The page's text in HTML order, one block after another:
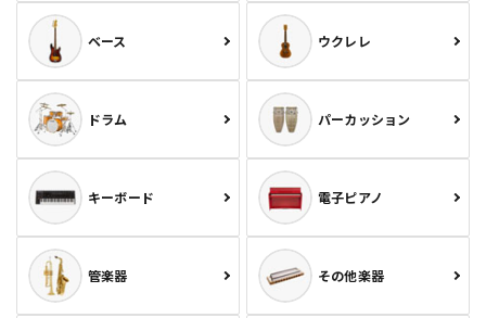
ベース ウクレレ
ドラム パーカッション
キーボード 電子ピアノ
管楽器 その他楽器